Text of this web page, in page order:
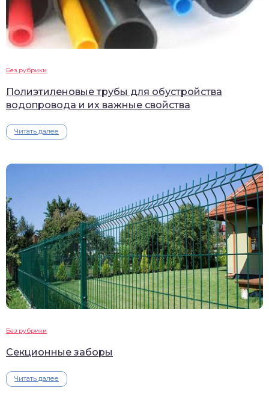
Без рубрики
Полиэтиленовые трубы для обустройства
водопровода и их важные свойства
Читать далее
Без рубрики
Секционные заборы
Читать далее